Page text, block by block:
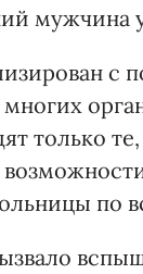
мужчина
с
только
по